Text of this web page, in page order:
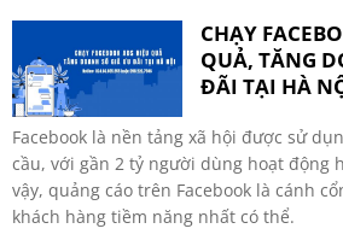
CHẠY
QUẢ, TĂNG
ĐÃI TẠI HÀ
Facebook là nền tảng xã hội được sử
cầu, với gần 2 tỷ người dùng hoạt động
vậy, quảng cáo trên Facebook là cánh
khách hàng tiềm năng nhất có thể.